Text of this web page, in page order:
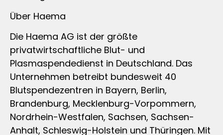
Über Haema
Die Haema AG ist der größte
privatwirtschaftliche Blut- und
Plasmaspendedienst in Deutschland. Das
Unternehmen betreibt bundesweit 40
Blutspendezentren in Bayern, Berlin,
Brandenburg, Mecklenburg-Vorpommern,
Nordrhein-Westfalen, Sachsen, Sachsen-
Anhalt, Schleswig-Holstein und Thüringen. Mit